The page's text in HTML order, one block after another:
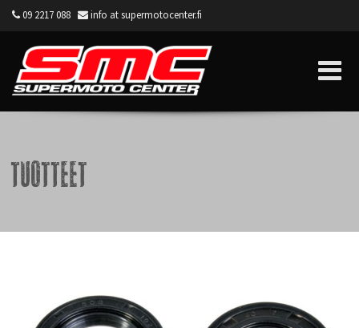
09 2217 088 info at supermotocenter.fi
Tuotteet